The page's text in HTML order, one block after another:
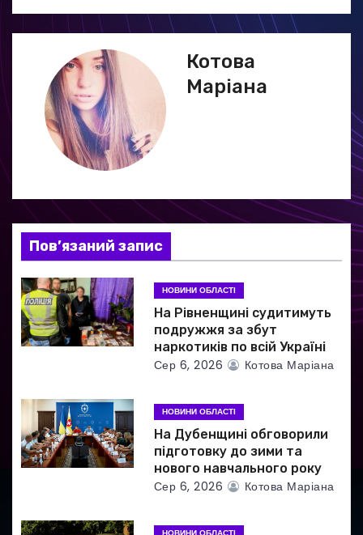
г
а
п
и
с
і
в
Котова
Маріана
Пов’язаний запис
НОВИНИ ОБЛАСТІ
На Рівненщині судитимуть
подружжя за збут
наркотиків по всій Україні
Сер 6, 2026 Котова Маріана
НОВИНИ ОБЛАСТІ
На Дубенщині обговорили
підготовку до зими та
нового навчального року
Сер 6, 2026 Котова Маріана